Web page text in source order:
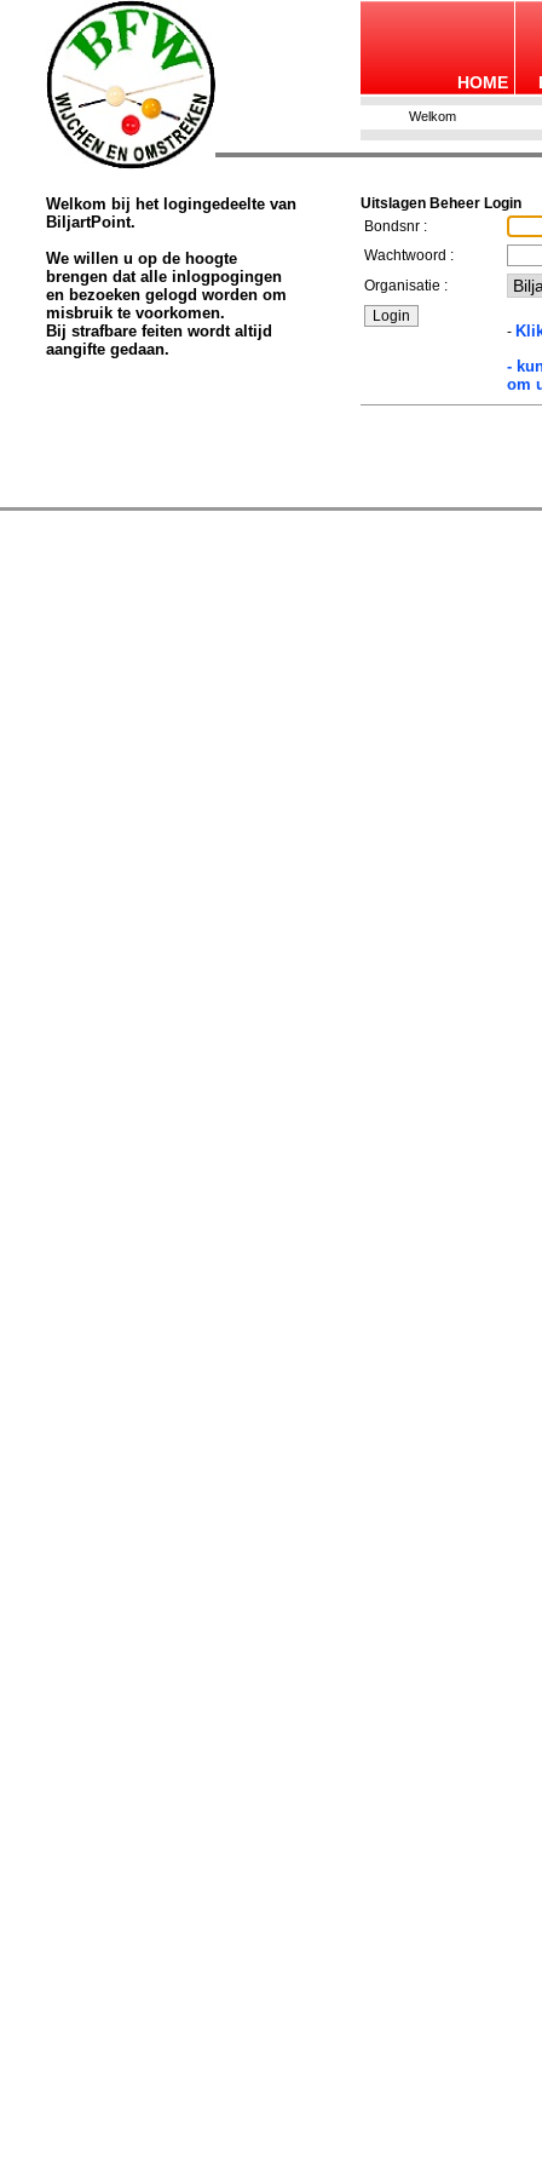
HOME
Welkom
Welkom bij het logingedeelte van
BiljartPoint.
We willen u op de hoogte
brengen dat alle inlogpogingen
en bezoeken gelogd worden om
misbruik te voorkomen.
Bij strafbare feiten wordt altijd
aangifte gedaan.
Uitslagen Beheer Login
Bondsnr :
Wachtwoord :
Organisatie :
-
-
om